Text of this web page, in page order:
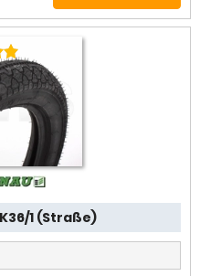
K36/1 (Straße)